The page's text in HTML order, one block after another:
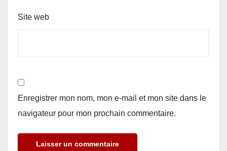
Site web
Enregistrer mon nom, mon e-mail et mon site dans le
navigateur pour mon prochain commentaire.